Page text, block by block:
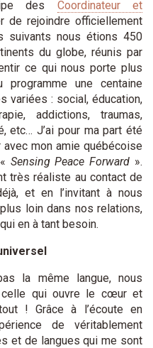
des Coordinateur et
de rejoindre officiellement
suivants nous étions 450
du globe, réunis par
ce qui nous porte plus
programme une centaine
variées : social, éducation,
addictions, traumas,
etc… J’ai pour ma part été
mon amie québécoise
Sensing Peace Forward ».
très réaliste au contact de
et en l’invitant à nous
loin dans nos relations,
en à tant besoin.
la même langue, nous
celle qui ouvre le cœur et
! Grâce à l’écoute en
de véritablement
et de langues qui me sont